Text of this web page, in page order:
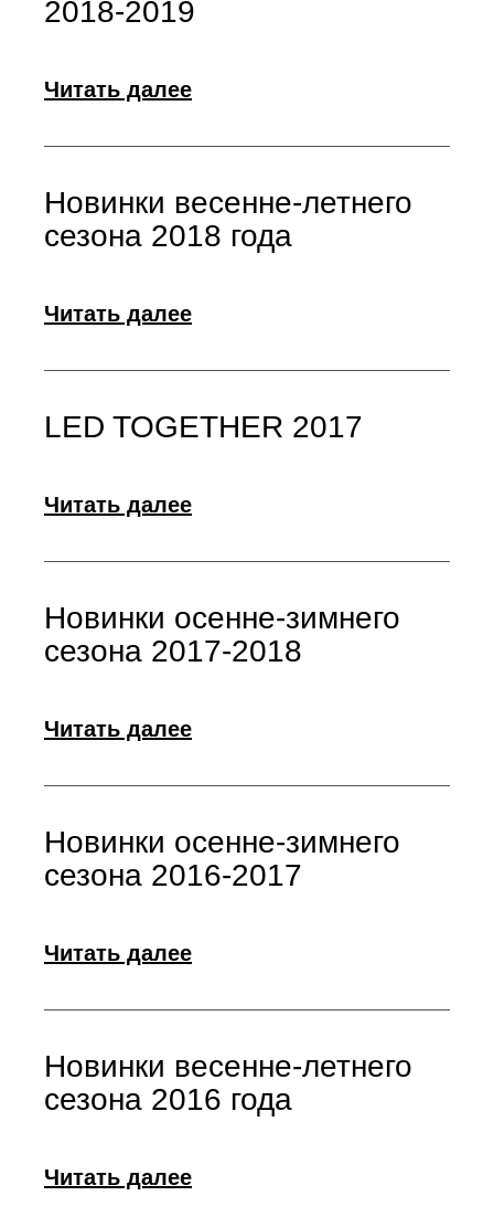
2018-2019
Читать далее
Новинки весенне-летнего
сезона 2018 года
Читать далее
LED TOGETHER 2017
Читать далее
Новинки осенне-зимнего
сезона 2017-2018
Читать далее
Новинки осенне-зимнего
сезона 2016-2017
Читать далее
Новинки весенне-летнего
сезона 2016 года
Читать далее